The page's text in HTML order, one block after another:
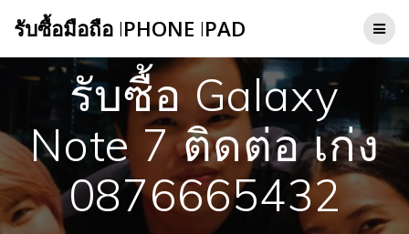
to
รับซื้อมือถือ IPHONE IPAD
รับซื้อ Galaxy
Note 7 ติดต่อ เก่ง
0876665432